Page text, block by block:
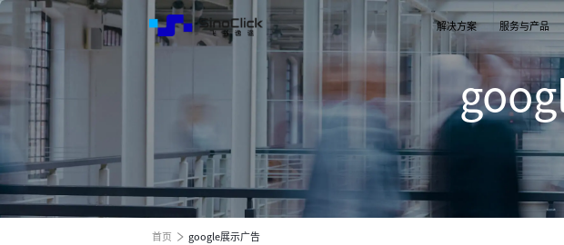
解决方案 服务与产品
跨境电商全渠道效果营销
TikTok Shop
从商店创建，到策划广告投放和达人营
意和达人实现TikTok爆炸性增长
跨境电商全渠道效果营销
出海培训
TikTok Shop课程 | 独立站课程 | 亚马
达人营销
跨境电商全渠道效果营销
品牌介绍
飞书逸途，成长型跨境电商运营解决方
行业报告
首页 google展示广告